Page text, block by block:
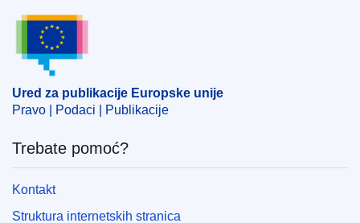
Ured za publikacije Europske unije
Ured za publikacije Europske unije
Pravo | Podaci | Publikacije
Trebate pomoć?
Kontakt
Struktura internetskih stranica